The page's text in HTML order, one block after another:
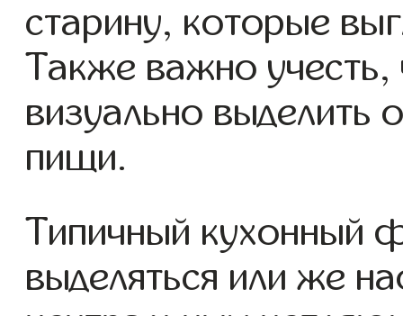
старину, которые
Также важно
визуально выделить
пищи.
Типичный кухонный
выделяться или же